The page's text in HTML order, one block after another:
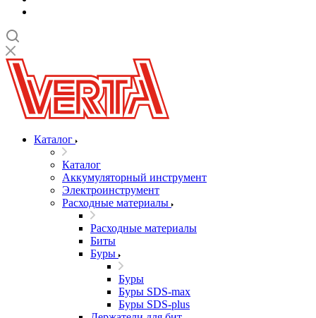
Каталог
Каталог
Аккумуляторный инструмент
Электроинструмент
Расходные материалы
Расходные материалы
Биты
Буры
Буры
Буры SDS-max
Буры SDS-plus